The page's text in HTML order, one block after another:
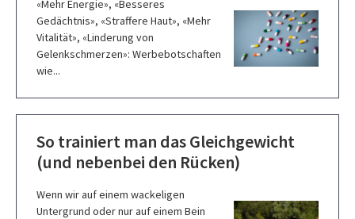
«Mehr Energie», «Besseres
Gedächtnis», «Straffere Haut», «Mehr
Vitalität», «Linderung von
Gelenkschmerzen»: Werbebotschaften
wie...
So trainiert man das Gleichgewicht
(und nebenbei den Rücken)
Wenn wir auf einem wackeligen
Untergrund oder nur auf einem Bein